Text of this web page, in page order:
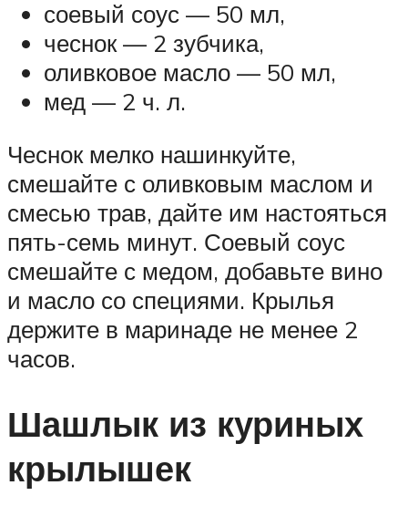
соевый соус — 50 мл,
чеснок — 2 зубчика,
оливковое масло — 50 мл,
мед — 2 ч. л.
Чеснок мелко нашинкуйте,
смешайте с оливковым маслом и
смесью трав, дайте им настояться
пять-семь минут. Соевый соус
смешайте с медом, добавьте вино
и масло со специями. Крылья
держите в маринаде не менее 2
часов.
Шашлык из куриных
крылышек